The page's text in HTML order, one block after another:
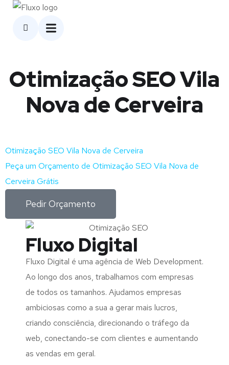
Otimização SEO Vila
Nova de Cerveira
Otimização SEO Vila Nova de Cerveira
Peça um Orçamento de Otimização SEO Vila Nova de
Cerveira Grátis
Pedir Orçamento
Fluxo Digital
Fluxo Digital é uma agência de Web Development.
Ao longo dos anos, trabalhamos com empresas
de todos os tamanhos. Ajudamos empresas
ambiciosas como a sua a gerar mais lucros,
criando consciência, direcionando o tráfego da
web, conectando-se com clientes e aumentando
as vendas em geral.